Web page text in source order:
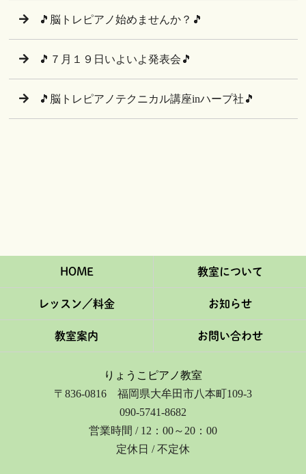
🎵脳トレピアノ始めませんか？🎵
🎵７月１９日いよいよ発表会🎵
🎵脳トレピアノテクニカル講座inハープ社🎵
HOME 教室について
レッスン／料金 お知らせ
教室案内 お問い合わせ
りょうこピアノ教室
〒836-0816 福岡県大牟田市八本町109-3
090-5741-8682
営業時間 / 12：00～20：00
定休日 / 不定休